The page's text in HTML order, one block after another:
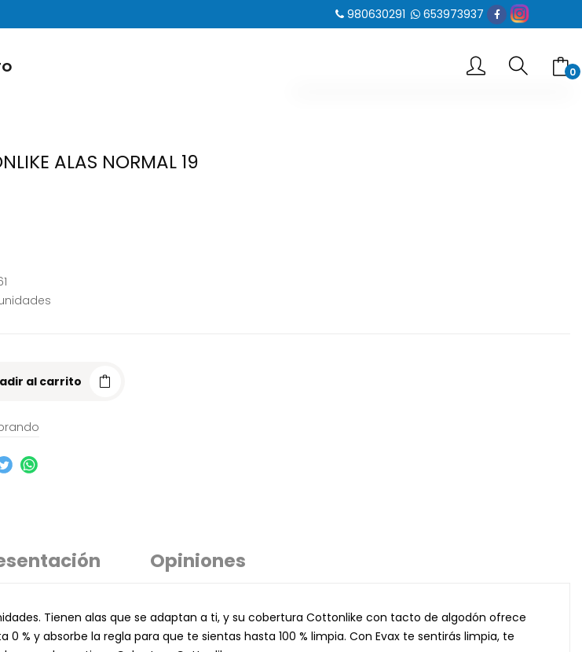
980630291 653973937
0
ALAS NORMAL 19
al carrito
Opiniones
Tienen alas que se adaptan a ti, y su cobertura Cottonlike con tacto de algodón ofrece
% y absorbe la regla para que te sientas hasta 100 % limpia. Con Evax te sentirás limpia, te